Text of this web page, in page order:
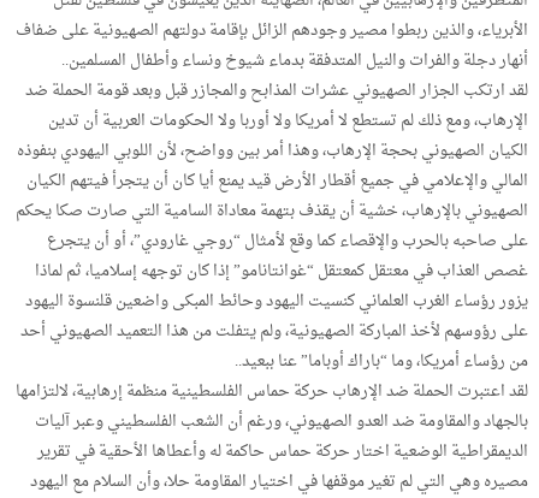
الأبرياء، والذين ربطوا مصير وجودهم الزائل بإقامة دولتهم الصهيونية على ضفاف
أنهار دجلة والفرات والنيل المتدفقة بدماء شيوخ ونساء وأطفال المسلمين..
لقد ارتكب الجزار الصهيوني عشرات المذابح والمجازر قبل وبعد قومة الحملة ضد
الإرهاب، ومع ذلك لم تستطع لا أمريكا ولا أوربا ولا الحكومات العربية أن تدين
الكيان الصهيوني بحجة الإرهاب، وهذا أمر بين وواضح، لأن اللوبي اليهودي بنفوذه
المالي والإعلامي في جميع أقطار الأرض قيد يمنع أيا كان أن يتجرأ فيتهم الكيان
الصهيوني بالإرهاب، خشية أن يقذف بتهمة معاداة السامية التي صارت صكا يحكم
على صاحبه بالحرب والإقصاء كما وقع لأمثال “روجي غارودي”، أو أن يتجرع
غصص العذاب في معتقل كمعتقل “غوانتانامو” إذا كان توجهه إسلاميا، ثم لماذا
يزور رؤساء الغرب العلماني كنسيت اليهود وحائط المبكى واضعين قلنسوة اليهود
على رؤوسهم لأخذ المباركة الصهيونية، ولم يتفلت من هذا التعميد الصهيوني أحد
من رؤساء أمريكا، وما “باراك أوباما” عنا ببعيد..
لقد اعتبرت الحملة ضد الإرهاب حركة حماس الفلسطينية منظمة إرهابية، لالتزامها
بالجهاد والمقاومة ضد العدو الصهيوني، ورغم أن الشعب الفلسطيني وعبر آليات
الديمقراطية الوضعية اختار حركة حماس حاكمة له وأعطاها الأحقية في تقرير
مصيره وهي التي لم تغير موقفها في اختيار المقاومة حلا، وأن السلام مع اليهود